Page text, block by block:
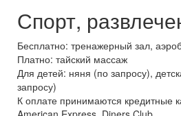
Спорт,
Бесплатно: тренажерный зал,
Платно: тайский массаж
Для детей: няня (по запросу),
запросу)
К оплате принимаются кредитные